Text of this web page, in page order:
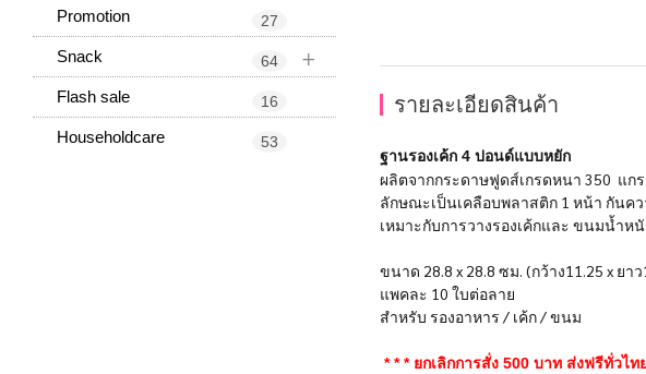
Promotion 27
+
Snack 64
Flash sale 16
Householdcare 53
รายละเอียดสินค้า
ฐานรองเค้ก 4 ปอนด์แบบหยัก
ผลิตจากกระดาษฟูดส์เกรดหนา 350 แ
ลักษณะเป็นเคลือบพลาสติก 1 หน้า กันค
เหมาะกับการวางรองเค้กและ ขนมน้ำ
ขนาด 28.8 x 28.8 ซม. (กว้าง11.25 x ยา
แพคละ 10 ใบต่อลาย
สำหรับ รองอาหาร / เค้ก / ขนม
* * * ยกเลิกการสั่ง 500 บาท ส่งฟรีทั่วไท